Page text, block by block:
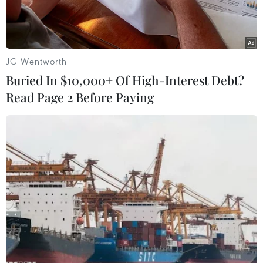
Vận chuyển người bệnh từ đảo Trường Sa về đất liền. (Ảnh:
TTXVN phát)
Theo thông tin từ Bệnh viện Quân y 175 (Bộ
Quốc phòng), ngày 11/6, đơn vị đã cử Tổ Cấp cứu
đường không vận chuyển hai trường hợp bị tai
nạn ở Trường Sa (tỉnh Khánh Hòa) về đất liền
JG Wentworth
Buried In $10,000+ Of High-Interest Debt?
Read Page 2 Before Paying